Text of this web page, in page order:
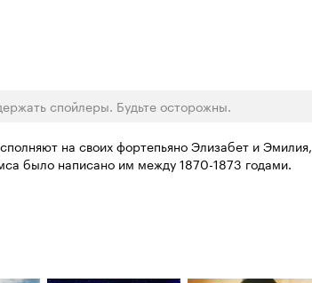
спойлеры. Будьте осторожны.
на своих фортепьяно Элизабет и Эмилия,
было написано им между 1870-1873 годами.